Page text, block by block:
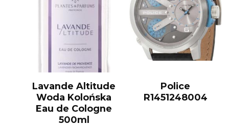
Lavande Altitude
Woda Kolońska
Eau de Cologne
500ml
Police
R1451248004